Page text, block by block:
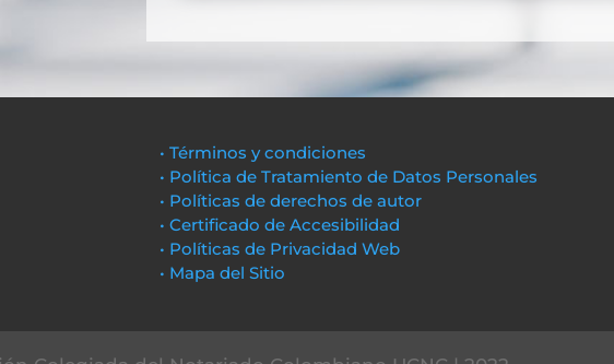
• Términos y condiciones
• Política de Tratamiento de Datos Personales
• Políticas de derechos de autor
• Certificado de Accesibilidad
• Políticas de Privacidad Web
• Mapa del Sitio